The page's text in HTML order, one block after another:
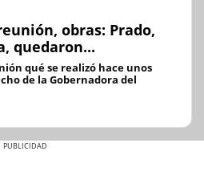
obras: Prado,
quedaron...
qué se realizó hace unos
de la Gobernadora del